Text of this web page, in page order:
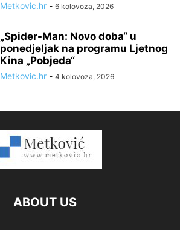
Metkovic.hr - 6 kolovoza, 2026
„Spider-Man: Novo doba“ u
ponedjeljak na programu Ljetnog
Kina „Pobjeda“
Metkovic.hr - 4 kolovoza, 2026
ABOUT US